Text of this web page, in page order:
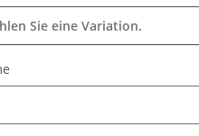
Sie eine Variation.